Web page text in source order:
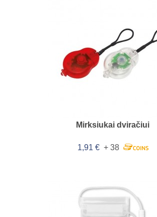
Mirksiukai dviračiui
1,91 € + 38